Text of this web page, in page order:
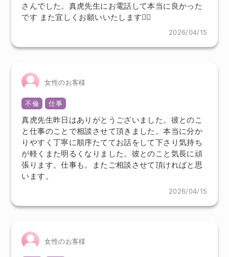
さんでした。真虎先生にお電話して本当に良かった
です また宜しくお願いいたします🙇‍♀️
2026/04/15
女性のお客様
不倫 仕事
真虎先生昨日はありがとうございました。彼とのこ
と仕事のことで相談させて頂きました。本当に分か
りやすく丁寧に順序たててお話をして下さり気持ち
が軽くまた明るくなりました。彼とのこと気長に頑
張ります。仕事も。またご相談させて頂ければと思
います。
2026/04/15
女性のお客様